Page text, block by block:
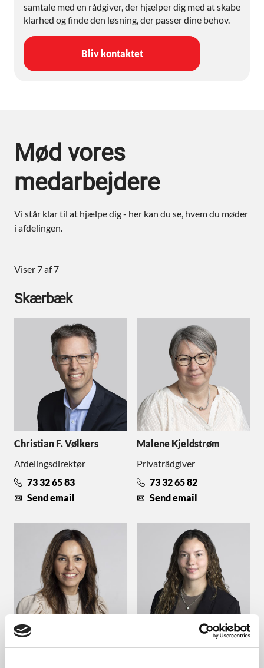
samtale med en rådgiver, der hjælper dig med at skabe
klarhed og finde den løsning, der passer dine behov.
Bliv kontaktet
Mød vores
medarbejdere
Vi står klar til at hjælpe dig - her kan du se, hvem du møder
i afdelingen.
Viser 7 af 7
Skærbæk
Christian F. Vølkers
Afdelingsdirektør
73 32 65 83
Send email
Malene Kjeldstrøm
Privatrådgiver
73 32 65 82
Send email
Line Ravn
Monique Struck